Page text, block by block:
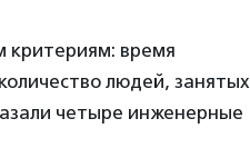
критериям: время
людей, занятых
четыре инженерные